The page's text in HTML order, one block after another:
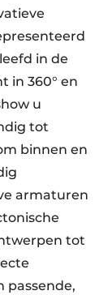
in de
in 360° en
u
tot
binnen en
armaturen
tot
passende,